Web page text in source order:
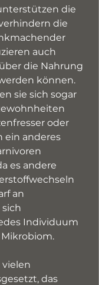
die
die
auch
die Nahrung
können.
sie sich sogar
oder
ein anderes
es andere
an
Individuum
vielen
das